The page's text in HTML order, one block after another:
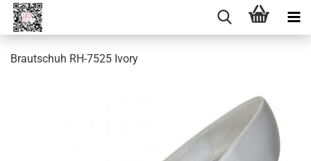
Brautschuh RH-7525 Ivory